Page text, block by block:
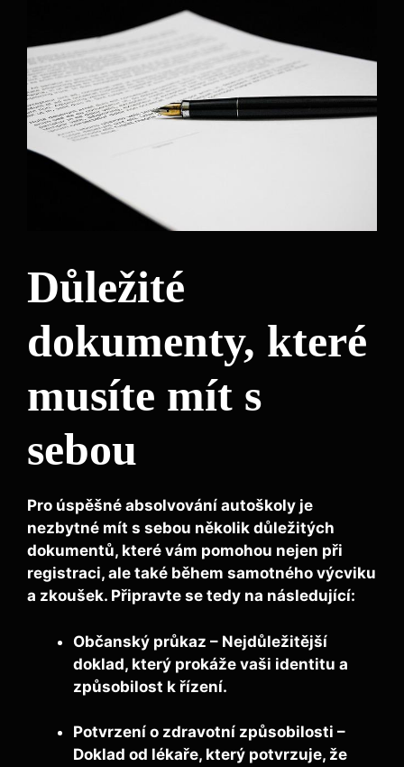
Důležité
dokumenty, které
musíte mít s
sebou
Pro úspěšné absolvování autoškoly je
nezbytné mít s sebou několik důležitých
dokumentů, které vám pomohou nejen při
registraci, ale také během samotného výcviku
a zkoušek. Připravte se tedy na následující:
Občanský průkaz – Nejdůležitější
doklad, který prokáže vaši identitu a
způsobilost k řízení.
Potvrzení o zdravotní způsobilosti –
Doklad od lékaře, který potvrzuje, že